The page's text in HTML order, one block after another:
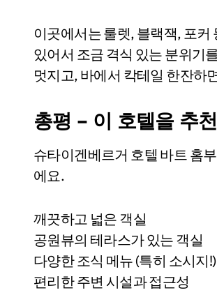
이곳에서는 룰렛, 블랙잭, 포커
있어서 조금 격식 있는 분위기
멋지고, 바에서 칵테일 한잔하
총평 – 이 호텔을 추
슈타이겐베르거 호텔 바트 홈
에요.
깨끗하고 넓은 객실
공원뷰의 테라스가 있는 객실
다양한 조식 메뉴 (특히 소시지!)
편리한 주변 시설과 접근성